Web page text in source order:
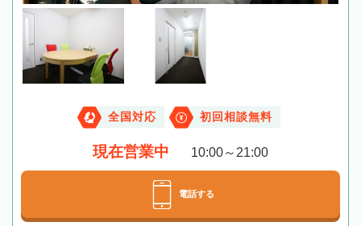
全国対応 初回相談無料
現在営業中 10:00～21:00
電話する